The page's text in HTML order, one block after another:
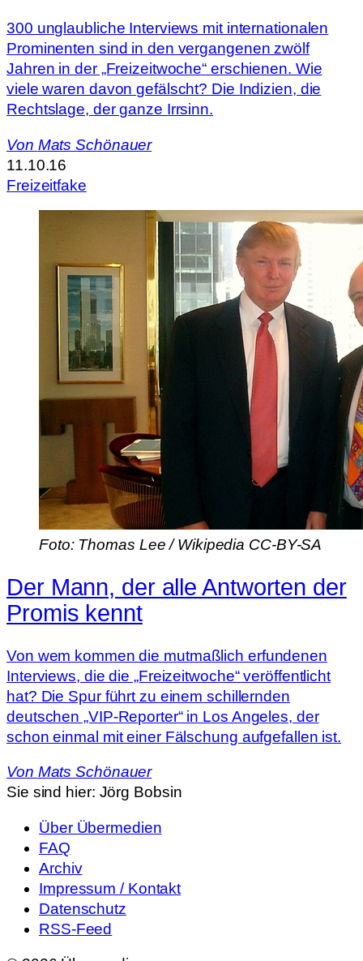
300 unglaubliche Interviews mit internationalen
Prominenten sind in den vergangenen zwölf
Jahren in der „Freizeitwoche“ erschienen. Wie
viele waren davon gefälscht? Die Indizien, die
Rechtslage, der ganze Irrsinn.
Von Mats Schönauer
11.10.16
Freizeitfake
Foto: Thomas Lee / Wikipedia CC-BY-SA
Der Mann, der alle Antworten der
Promis kennt
Von wem kommen die mutmaßlich erfundenen
Interviews, die die „Freizeitwoche“ veröffentlicht
hat? Die Spur führt zu einem schillernden
deutschen „VIP-Reporter“ in Los Angeles, der
schon einmal mit einer Fälschung aufgefallen ist.
Von Mats Schönauer
Sie sind hier: Jörg Bobsin
Über Übermedien
FAQ
Archiv
Impressum / Kontakt
Datenschutz
RSS-Feed